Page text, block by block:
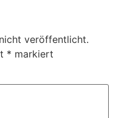
veröffentlicht.
* markiert